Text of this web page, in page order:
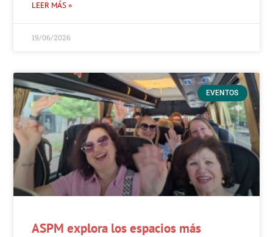
LEER MÁS »
19/06/2026
EVENTOS
ASPM explora los espacios más